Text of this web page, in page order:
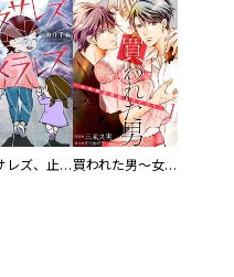
満タサレズ、止メラレズ 買われた男～女性限定快感セラピスト～【描き下ろしおまけ付き特装版】